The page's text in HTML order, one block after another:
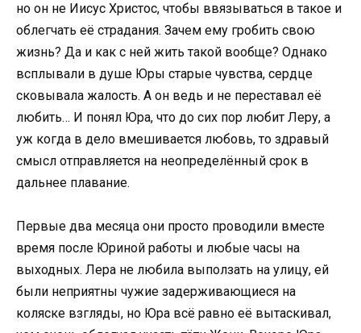
но он не Иисус Христос, чтобы ввязываться в такое и
облегчать её страдания. Зачем ему гробить свою
жизнь? Да и как с ней жить такой вообще? Однако
всплывали в душе Юры старые чувства, сердце
сковывала жалость. А он ведь и не переставал её
любить… И понял Юра, что до сих пор любит Леру, а
уж когда в дело вмешивается любовь, то здравый
смысл отправляется на неопределённый срок в
дальнее плавание.
Первые два месяца они просто проводили вместе
время после Юриной работы и любые часы на
выходных. Лера не любила выползать на улицу, ей
были неприятны чужие задерживающиеся на
коляске взгляды, но Юра всё равно её вытаскивал,